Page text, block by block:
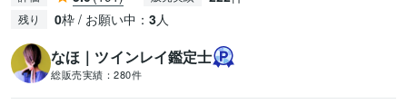
残り 0枠 / お願い中： 3人
なほ｜ツインレイ鑑定士
総販売実績： 280件